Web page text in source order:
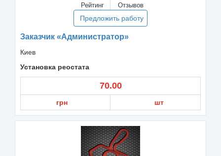
Рейтинг Отзывов
Предложить работу
Заказчик «Администратор»
Киев
Установка реостата
70.00
грн шт